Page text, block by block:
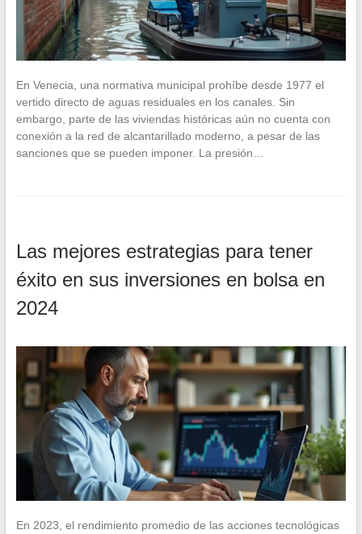
En Venecia, una normativa municipal prohíbe desde 1977 el
vertido directo de aguas residuales en los canales. Sin
embargo, parte de las viviendas históricas aún no cuenta con
conexión a la red de alcantarillado moderno, a pesar de las
sanciones que se pueden imponer. La presión…
Las mejores estrategias para tener
éxito en sus inversiones en bolsa en
2024
En 2023, el rendimiento promedio de las acciones tecnológicas